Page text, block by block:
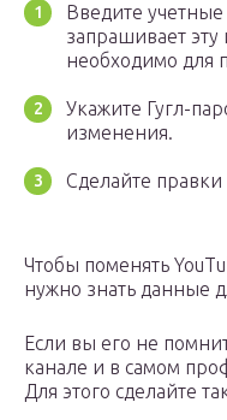
Введите
запрашивает
необходимо для
Укажите Гугл-
изменения.
Сделайте
Чтобы поменять
нужно знать данные
Если вы его не
канале и в самом
Для этого сделайте